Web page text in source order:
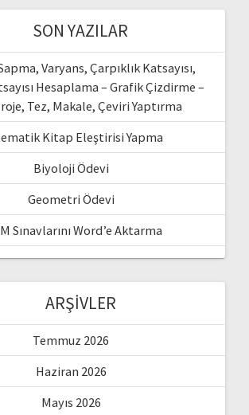
SON YAZILAR
Varyans, Çarpıklık Katsayısı,
Hesaplama – Grafik Çizdirme –
Tez, Makale, Çeviri Yaptırma
Kitap Eleştirisi Yapma
Biyoloji Ödevi
Geometri Ödevi
Sınavlarını Word’e Aktarma
ARŞIVLER
Temmuz 2026
Haziran 2026
Mayıs 2026